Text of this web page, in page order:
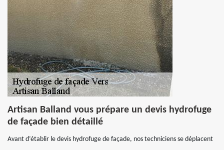
Artisan Balland vous prépare un devis hydrofuge
de façade bien détaillé
Avant d’établir le devis hydrofuge de façade, nos techniciens se déplacent